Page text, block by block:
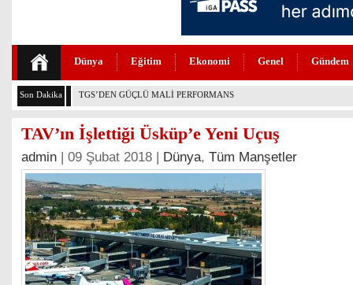
Dünya Eğitim Ekonomi Genel Gündem
Son Dakika THY VE PEGASUS DÜNYANIN EN DEĞERLİLERİ ARASINDA
TAV’ın İşlettiği Üsküp’e Yeni Uçuş
admin | 09 Şubat 2018 | Dünya, Tüm Manşetler